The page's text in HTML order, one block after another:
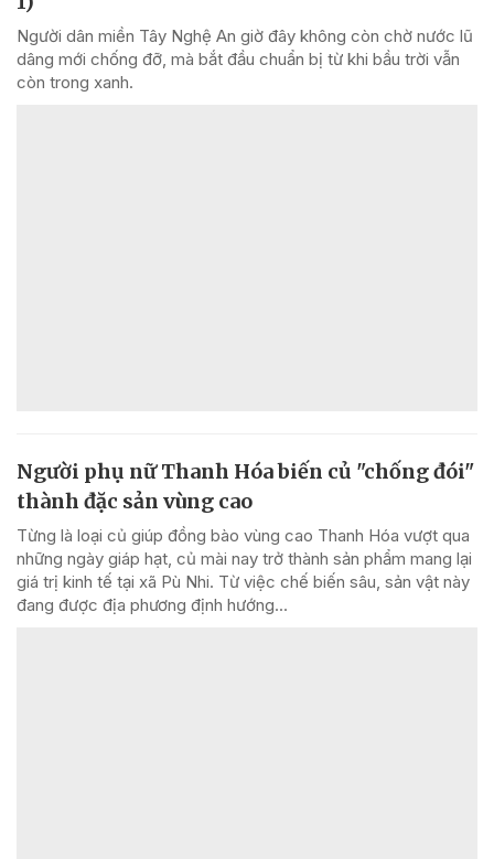
Người dân miền Tây Nghệ An giờ đây không còn chờ nước lũ
dâng mới chống đỡ, mà bắt đầu chuẩn bị từ khi bầu trời vẫn
còn trong xanh.
Người phụ nữ Thanh Hóa biến củ "chống đói"
thành đặc sản vùng cao
Từng là loại củ giúp đồng bào vùng cao Thanh Hóa vượt qua
những ngày giáp hạt, củ mài nay trở thành sản phẩm mang lại
giá trị kinh tế tại xã Pù Nhi. Từ việc chế biến sâu, sản vật này
đang được địa phương định hướng...